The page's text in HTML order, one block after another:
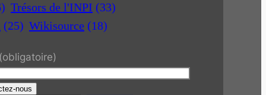
Trésors de l'INPI (33)
(25) Wikisource (18)
nous